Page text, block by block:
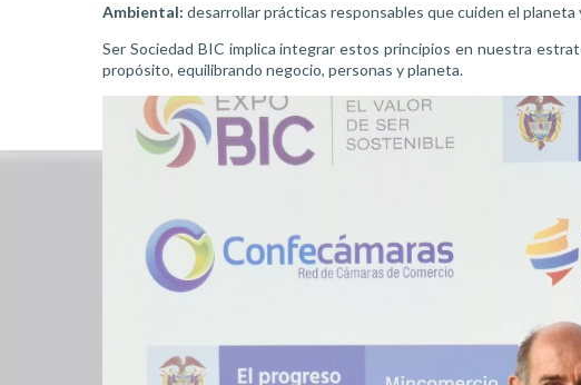
Ambiental: desarrollar prácticas responsables que cuiden el
Ser Sociedad BIC implica integrar estos principios en nuestra
propósito, equilibrando negocio, personas y planeta.